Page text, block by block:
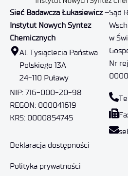
Sieć Badawcza Łukasiewicz –
Instytut Nowych Syntez
Chemicznych
Al. Tysiąclecia Państwa
Polskiego 13A
24-110 Puławy
NIP: 716-000-20-98
REGON: 000041619
KRS: 0000854745
Sąd
w
Nr
Deklaracja dostępności
Polityka prywatności